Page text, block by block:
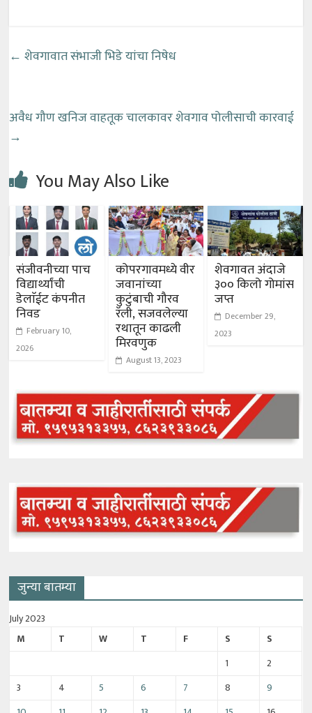
← शेवगावात संभाजी भिडे यांचा निषेध
अवैध गौण खनिज वाहतूक चालकावर शेवगाव पोलीसाची कारवाई
→
You May Also Like
संजीवनीच्या पाच
विद्यार्थ्यांची
डेलाॅईट कंपनीत
निवड
February 10,
2026
कोपरगावमध्ये वीर
जवानांच्या
कुटुंबाची गौरव
रॅली, सजवलेल्या
रथातून काढली
मिरवणुक
August 13, 2023
शेवगावत अंदाजे
३०० किलो गोमांस
जप्त
December 29,
2023
जुन्या बातम्या
July 2023
M
T W T F S
S
1
2
3
4 5 6 7 8
9